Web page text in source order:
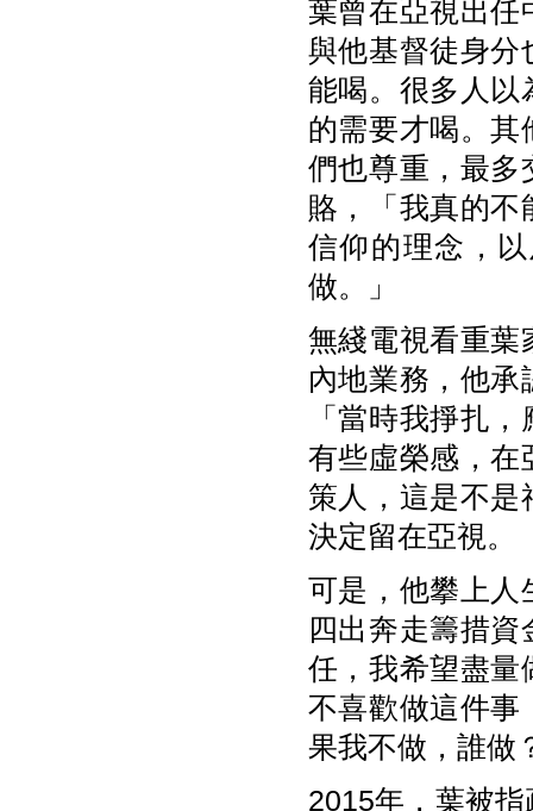
葉曾在亞視出任
與他基督徒身分
能喝。很多人以
的需要才喝。其
們也尊重，最多
賂，「我真的不
信仰的理念，
做。」
無綫電視看重葉
內地業務，他
「當時我掙扎
有些虛榮感，在
策人，這是不是
決定留在亞視。
可是，他攀上人
四出奔走籌措
任，我希望盡量
不喜歡做這件事
果我不做，誰做
2015年，葉被